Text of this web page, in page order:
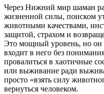
Через Нижний мир шаман
жизненной силы, поиском
животными качествами,
защитой, страхом и
Это мощный уровень, но он
входит в него без
провалиться в хаотичные
или выживание ради
просто «взять силу
вернуться человеком.